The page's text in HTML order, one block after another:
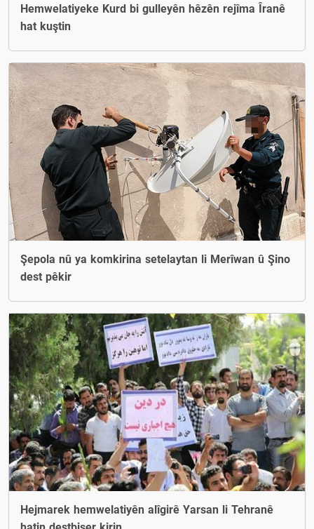
Hemwelatiyeke Kurd bi gulleyên hêzên rejîma Îranê
hat kuştin
Şepola nû ya komkirina setelaytan li Merîwan û Şino
dest pêkir
Hejmarek hemwelatiyên alîgirê Yarsan li Tehranê